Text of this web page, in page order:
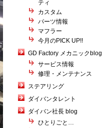
ティ
カスタム
パーツ情報
マフラー
今月のPICK UP!!
GD Factory メカニックblog
サービス情報
修理・メンテナンス
ステアリング
ダイバンタレント
ダイバン社長 blog
ひとりごと…